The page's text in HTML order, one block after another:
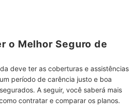
o Melhor Seguro de
deve ter as coberturas e assistências
período de carência justo e boa
A seguir, você saberá mais
contratar e comparar os planos.